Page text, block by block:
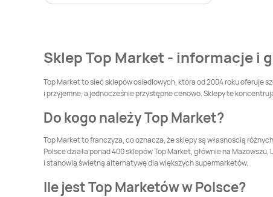
Sklep Top Market - informacje i
Top Market to sieć sklepów osiedlowych, która od 2004 roku oferuje
i przyjemne, a jednocześnie przystępne cenowo. Sklepy te
Do kogo należy Top Market?
Top Market to franczyza, co oznacza, że sklepy są własnością
Polsce działa ponad 400 sklepów Top Market, głównie na
i stanowią świetną alternatywę dla większych supermarketów.
Ile jest Top Marketów w Polsce?